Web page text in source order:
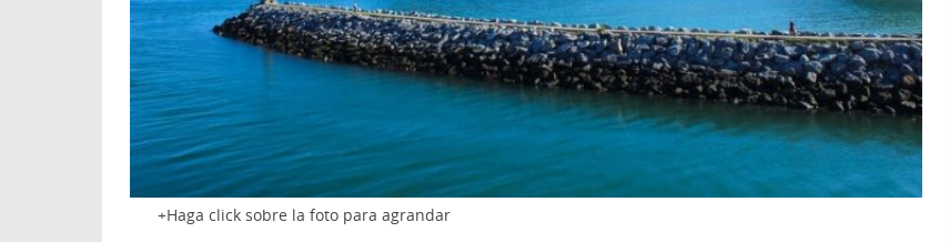
Haga click sobre la foto para agrandar